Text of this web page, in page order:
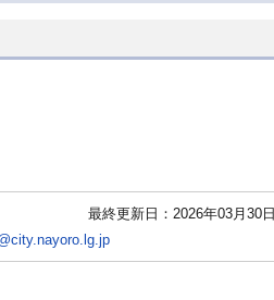
最終更新日：2026年03月30日